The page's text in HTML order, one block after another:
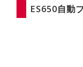
ES650自動